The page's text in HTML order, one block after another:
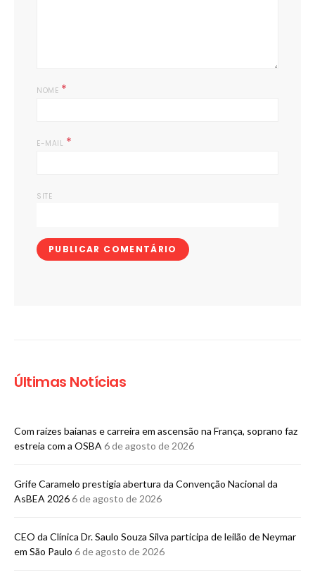
NOME *
E-MAIL *
SITE
Últimas Notícias
Com raízes baianas e carreira em ascensão na França, soprano faz
estreia com a OSBA 6 de agosto de 2026
Grife Caramelo prestigia abertura da Convenção Nacional da
AsBEA 20266 de agosto de 2026
CEO da Clínica Dr. Saulo Souza Silva participa de leilão de Neymar
em São Paulo 6 de agosto de 2026